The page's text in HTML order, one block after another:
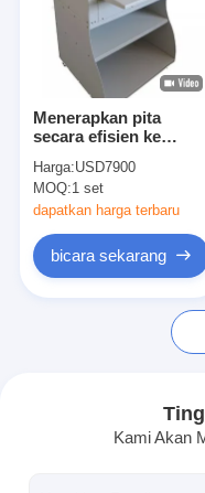
Menerapkan pita
secara efisien ke
dengan TMS 1000
Semi-Automatik
Aplikasi Pita Berdua
Sisi untuk Kemasan
Harga:USD7900
MOQ:1 set
dapatkan harga terbaru
bicara sekarang
Kami Akan